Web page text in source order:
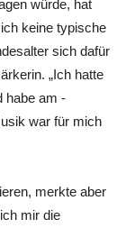
würde, hat
keine typische
sich dafür
„Ich hatte
habe am
war für mich
merkte aber
mir die